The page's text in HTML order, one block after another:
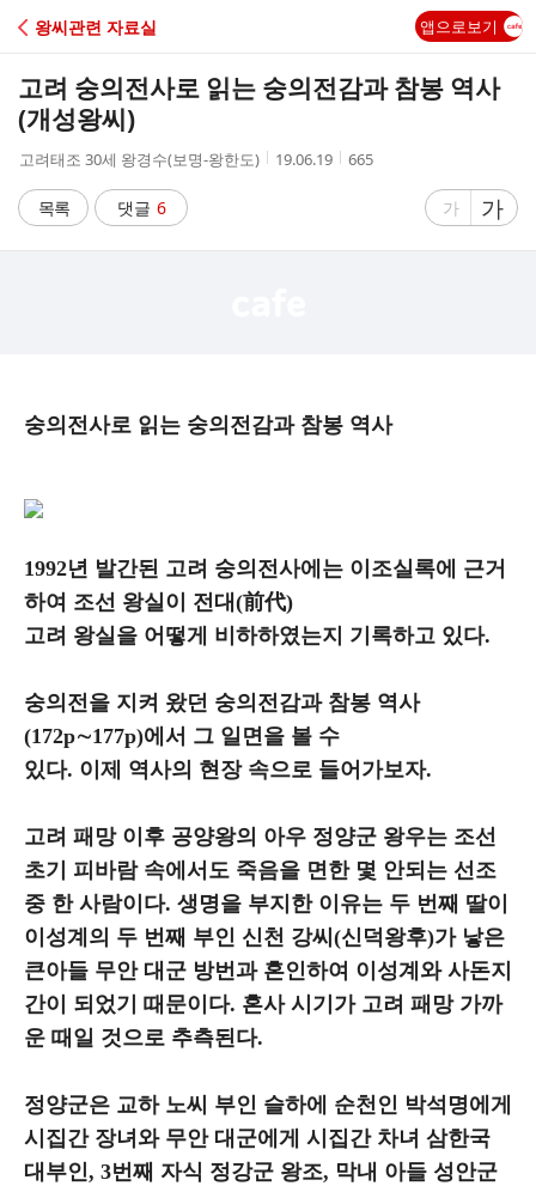
C
왕씨관련 자료실 앱으로보기
고려 숭의전사로 읽는 숭의전감과 참봉 역사
(개성왕씨)
작
자
고려태조 30세 왕경수(보명-왕한도)
작
19.06.19
조
665
목록 댓글 6
글
가
글
자
가
숭의전사로 읽는 숭의전감과 참봉 역사
1992년 발간된 고려 숭의전사에는 이조실록에 근거
하여 조선 왕실이 전대(前代)
고려 왕실을 어떻게 비하하였는지 기록하고 있다.
숭의전을 지켜 왔던 숭의전감과 참봉 역사
(172p∼177p)에서 그 일면을 볼 수
있다. 이제 역사의 현장 속으로 들어가보자.
고려 패망 이후 공양왕의 아우 정양군 왕우는 조선
초기 피바람 속에서도 죽음을 면한 몇 안되는 선조
중 한 사람이다. 생명을 부지한 이유는 두 번째 딸이
이성계의 두 번째 부인 신천 강씨(신덕왕후)가 낳은
큰아들 무안 대군 방번과 혼인하여 이성계와 사돈지
간이 되었기 때문이다. 혼사 시기가 고려 패망 가까
운 때일 것으로 추측된다.
정양군은 교하 노씨 부인 슬하에 순천인 박석명에게
시집간 장녀와 무안 대군에게 시집간 차녀 삼한국
대부인, 3번째 자식 정강군 왕조, 막내 아들 성안군